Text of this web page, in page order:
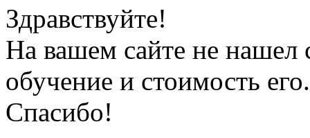
Здравствуйте!
На вашем сайте не нашел
обучение и стоимость его.
Спасибо!